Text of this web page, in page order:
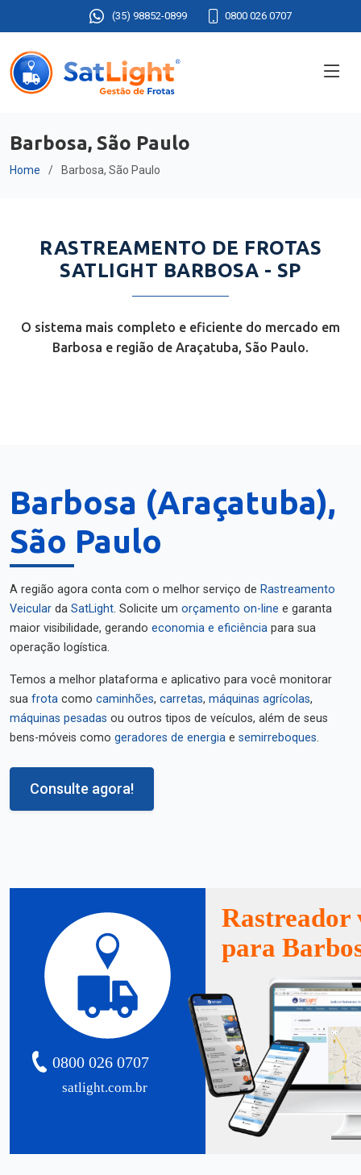
(35) 98852-0899 0800 026 0707
Barbosa, São Paulo
Home Barbosa, São Paulo
RASTREAMENTO DE FROTAS
SATLIGHT BARBOSA - SP
O sistema mais completo e eficiente do mercado em
Barbosa e região de Araçatuba, São Paulo.
Barbosa (Araçatuba),
São Paulo
A região agora conta com o melhor serviço de Rastreamento
Veicular da SatLight. Solicite um orçamento on-line e garanta
maior visibilidade, gerando economia e eficiência para sua
operação logística.
Temos a melhor plataforma e aplicativo para você monitorar
sua frota como caminhões, carretas, máquinas agrícolas,
máquinas pesadas ou outros tipos de veículos, além de seus
bens-móveis como geradores de energia e semirreboques.
Consulte agora!
satlight.com.br
0800 026 0707
Rastreador
para